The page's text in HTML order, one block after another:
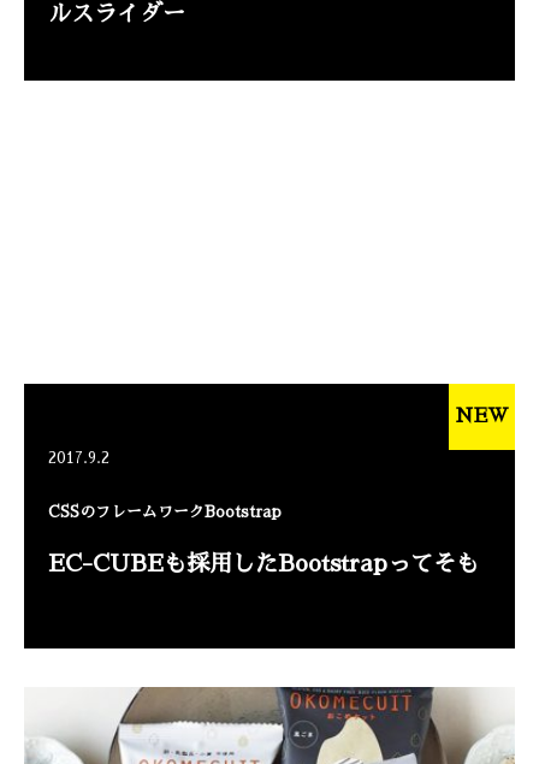
ルスライダー
2017.9.2
CSSのフレームワークBootstrap
EC-CUBEも採用したBootstrapってそも
NEW